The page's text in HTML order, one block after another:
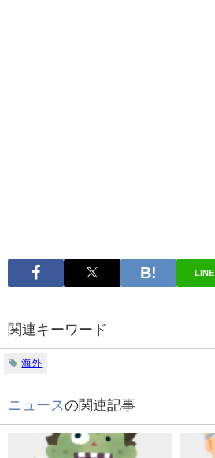
LINE
関連キーワード
海外
ニュースの関連記事